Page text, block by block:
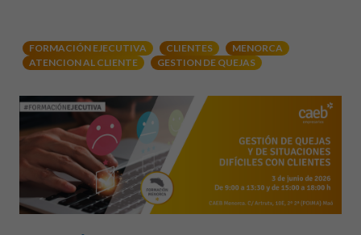
FORMACIÓN EJECUTIVA CLIENTES
MENORCA
ATENCION AL CLIENTE
GESTION DE QUEJAS